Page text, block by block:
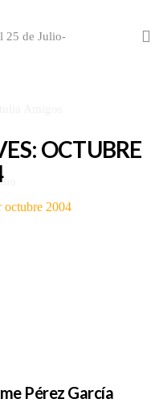
OCTUBRE
2004
Pérez García